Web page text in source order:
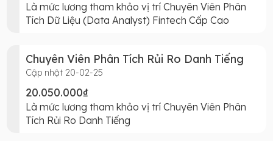
Là mức lương tham khảo vị trí Chuyên Viên Phân
Tích Dữ Liệu (Data Analyst) Fintech Cấp Cao
Chuyên Viên Phân Tích Rủi Ro Danh Tiếng
Cập nhật 20-02-25
20.050.000₫
Là mức lương tham khảo vị trí Chuyên Viên Phân
Tích Rủi Ro Danh Tiếng